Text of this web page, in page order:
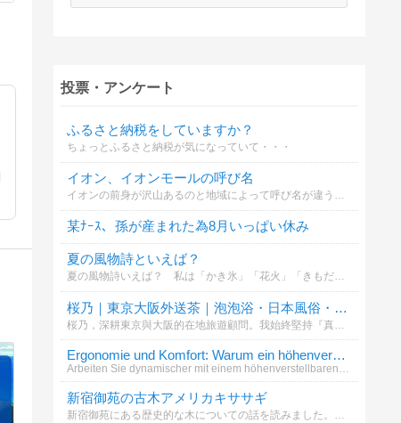
投票・アンケート
ふるさと納税をしていますか？
ちょっとふるさと納税が気になっていて・・・
イオン、イオンモールの呼び名
イオンの前身が沢山あるのと地域によって呼び名が違うことを知ったのでお聞きしたいです。記入漏れがあったらすみません(*_ _)՞՞この中にない場合はその他へお願い致します
某ﾅｰｽ、孫が産まれた為8月いっぱい休み
夏の風物詩といえば？
夏の風物詩いえば？ 私は「かき氷」「花火」「きもだめし」といったところです (^_^)v
桜乃｜東京大阪外送茶｜泡泡浴・日本風俗・上門服務LINE ID：3sk6 Tg： @Saku62 G
Ergonomie und Komfort: Warum ein höhenverstellbare
Arbeiten Sie dynamischer mit einem höhenverstellbaren Schreibtisch. Bewegung im Alltag wird unterstützt und Sicherheit g
新宿御苑の古木アメリカキササギ
新宿御苑にある歴史的な木についての話を読みました。あなたはこの木の魅力をどう感じますか？